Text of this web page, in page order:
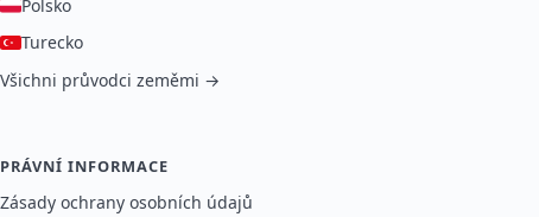
Polsko
Turecko
Všichni průvodci zeměmi →
PRÁVNÍ INFORMACE
Zásady ochrany osobních údajů